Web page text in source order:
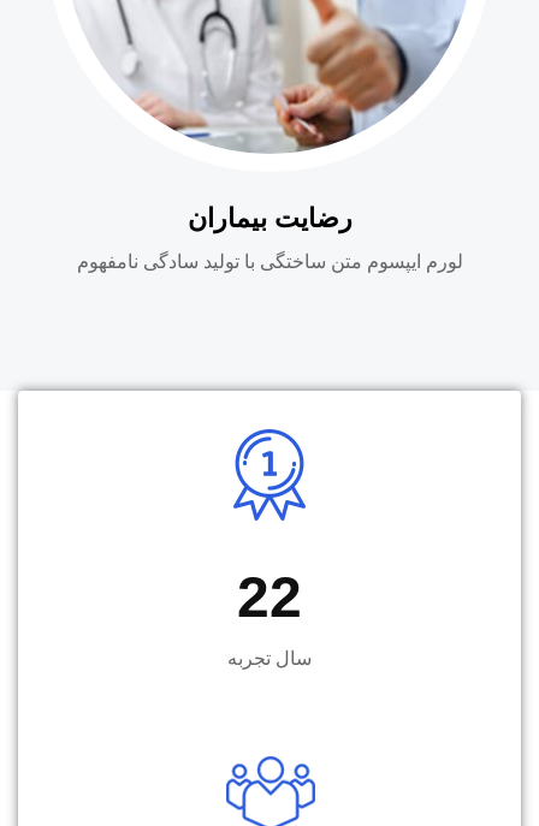
رضایت بیماران
لورم ایپسوم متن ساختگی با تولید سادگی نامفهوم
22
سال تجربه